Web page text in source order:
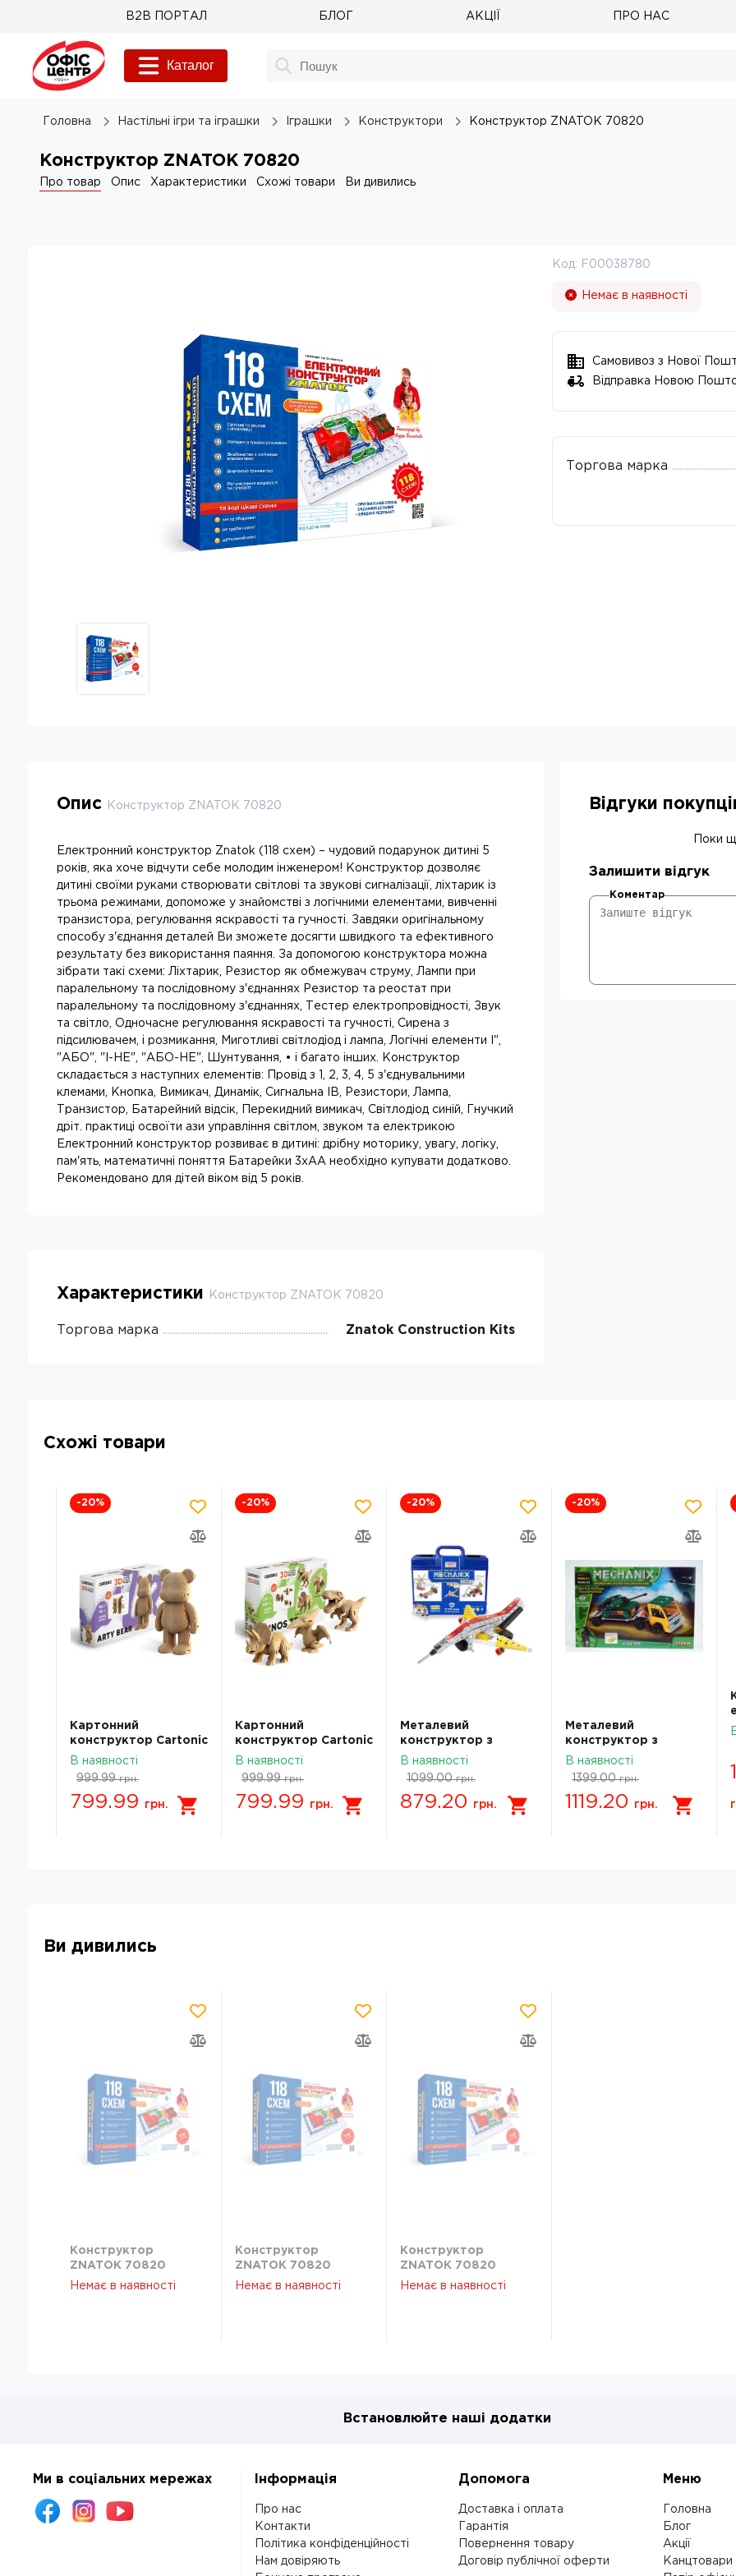
B2B ПОРТАЛ БЛОГ АКЦІЇ ПРО НАС
Каталог
Головна Настільні ігри та іграшки Іграшки Конструктори Конструктор ZNATOK 70820
Конструктор ZNATOK 70820
Про товар Опис Характеристики Схожі товари Ви дивились
Код: F00038780
Немає в наявності
Самовивоз з Нової
Відправка Новою
Торгова марка
Опис Конструктор ZNATOK 70820
Електронний конструктор Znatok (118 схем) – чудовий подарунок дитині 5
років, яка хоче відчути себе молодим інженером! Конструктор дозволяє
дитині своїми руками створювати світлові та звукові сигналізації, ліхтарик із
трьома режимами, допоможе у знайомстві з логічними елементами, вивченні
транзистора, регулювання яскравості та гучності. Завдяки оригінальному
способу з'єднання деталей Ви зможете досягти швидкого та ефективного
результату без використання паяння. За допомогою конструктора можна
зібрати такі схеми: Ліхтарик, Резистор як обмежувач струму, Лампи при
паралельному та послідовному з'єднаннях Резистор та реостат при
паралельному та послідовному з'єднаннях, Тестер електропровідності, Звук
та світло, Одночасне регулювання яскравості та гучності, Сирена з
підсилювачем, і розмикання, Миготливі світлодіод і лампа, Логічні елементи І",
"АБО", "І-НЕ", "АБО-НЕ", Шунтування, • і багато інших. Конструктор
складається з наступних елементів: Провід з 1, 2, 3, 4, 5 з'єднувальними
клемами, Кнопка, Вимикач, Динамік, Сигнальна ІВ, Резистори, Лампа,
Транзистор, Батарейний відсік, Перекидний вимикач, Світлодіод синій, Гнучкий
дріт. практиці освоїти ази управління світлом, звуком та електрикою
Електронний конструктор розвиває в дитині: дрібну моторику, увагу, логіку,
пам'ять, математичні поняття Батарейки 3хАА необхідно купувати додатково.
Рекомендовано для дітей віком від 5 років.
Характеристики Конструктор ZNATOK 70820
Торгова марка Znatok Construction Kits
Відгуки
Поки
Залишити відгук
Коментар
Схожі товари
-20%
Картонний
конструктор Cartonic
3D Puzzle Arty Bear
В наявності
999.99 грн.
799.99 грн.
-20%
Картонний
конструктор Cartonic
3D Puzzle Dino Ttrio
В наявності
999.99 грн.
799.99 грн.
-20%
Металевий
конструктор з
електромотором у
Robotix №3 215
елементів-8 моделей
В наявності
1099.00 грн.
879.20 грн.
-20%
Металевий
конструктор з
електромотором
елм- 5 мод
В наявності
1399.00 грн.
1119.20 грн.
Ви дивились
Конструктор
ZNATOK 70820
Немає в наявності
Конструктор
ZNATOK 70820
Немає в наявності
Конструктор
ZNATOK 70820
Немає в наявності
Встановлюйте наші додатки
Ми в соціальних мережах Інформація
Про нас
Контакти
Політика конфіденційності
Нам довіряють
Допомога
Доставка і оплата
Гарантія
Повернення товару
Договір публічної оферти
Меню
Головна
Блог
Акції
Канцтовари